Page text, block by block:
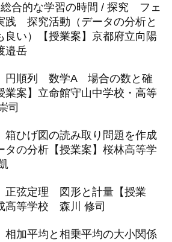
合的な学習の時間 / 探究 フェ
践 探究活動（データの分析と
良い）【授業案】京都府立向陽
邉岳
順列 数学A 場合の数と確
案】立命館守山中学校・高等
司
ひげ図の読み取り問題を作成
の分析【授業案】桜林高等学
弦定理 図形と計量【授業
高等学校 森川 修司
加平均と相乗平均の大小関係